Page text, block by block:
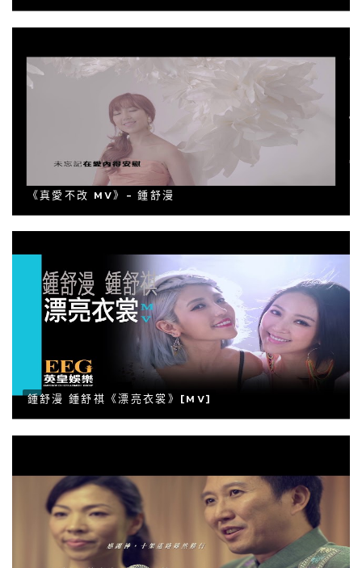
《真愛不改 MV》- 鍾舒漫
鍾舒漫 鍾舒祺《漂亮衣裳》[MV]